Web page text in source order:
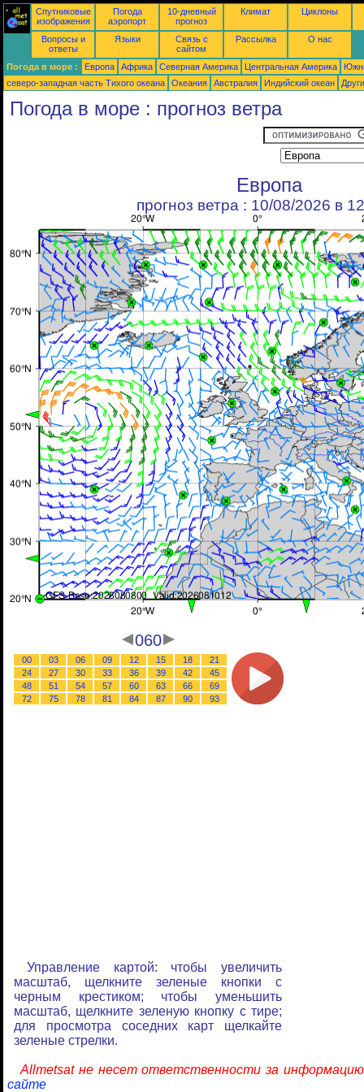
Спутниковые
изображения
Погода
аэропорт
10-дневный
прогноз
Климат Циклоны
Вопросы и
ответы
Языки
Связь с
сайтом
Рассылка О нас
Погода в море : Европа Африка Северная Америка Центральная Америка
северо-западная часть Tихого океана
Океания Австралия Индийский океан
Погода в море : прогноз ветра
Европа
прогноз ветра : 10/08/2026 в
060
00 03 06 09 12 15 18
21
24
27 30 33 36 39 42
45
48
51 54 57 60 63 66
69
72
75 78 81 84 87 90 93
Управление картой: чтобы увеличить
масштаб, щелкните зеленые кнопки с
черным крестиком; чтобы уменьшить
масштаб, щелкните зеленую кнопку с тире;
для просмотра соседних карт щелкайте
зеленые стрелки.
Allmetsat не несет ответственности за
сайте